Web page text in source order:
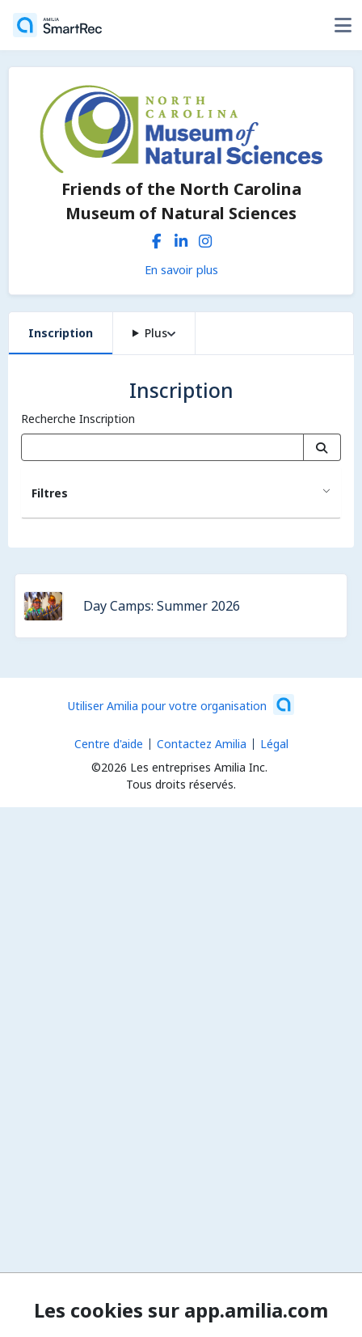
Friends of the North Carolina
Museum of Natural Sciences
En savoir plus
Inscription Plus
Inscription
Recherche Inscription
Filtres
Day Camps: Summer 2026
Utiliser Amilia pour votre organisation
©2026 Les entreprises Amilia Inc.
Tous droits réservés.
Centre d'aide Contactez Amilia Légal
Les cookies sur app.amilia.com